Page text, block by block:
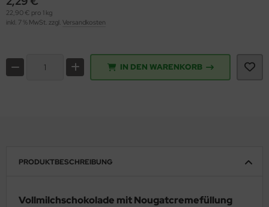
22,90 € pro 1 kg
inkl. 7 % MwSt. zzgl. Versandkosten
IN DEN WARENKORB
PRODUKTBESCHREIBUNG
Vollmilchschokolade mit Nougatcremefüllung